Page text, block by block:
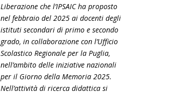
Liberazione che l’IPSAIC ha proposto
nel febbraio del 2025 ai docenti degli
istituti secondari di primo e secondo
grado, in collaborazione con l’Ufficio
Scolastico Regionale per la Puglia,
nell’ambito delle iniziative nazionali
per il Giorno della Memoria 2025.
Nell’attività di ricerca didattica si